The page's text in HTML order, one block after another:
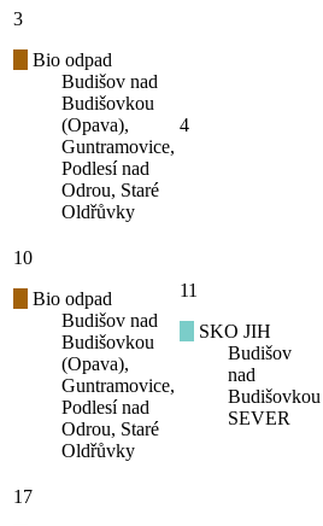
3
Bio odpad
Budišov nad
Budišovkou
(Opava),
Guntramovice,
Podlesí nad
Odrou, Staré
Oldřůvky
4
10
Bio odpad
Budišov nad
Budišovkou
(Opava),
Guntramovice,
Podlesí nad
Odrou, Staré
Oldřůvky
11
SKO JIH
Budišov
nad
Budišovkou
SEVER
17